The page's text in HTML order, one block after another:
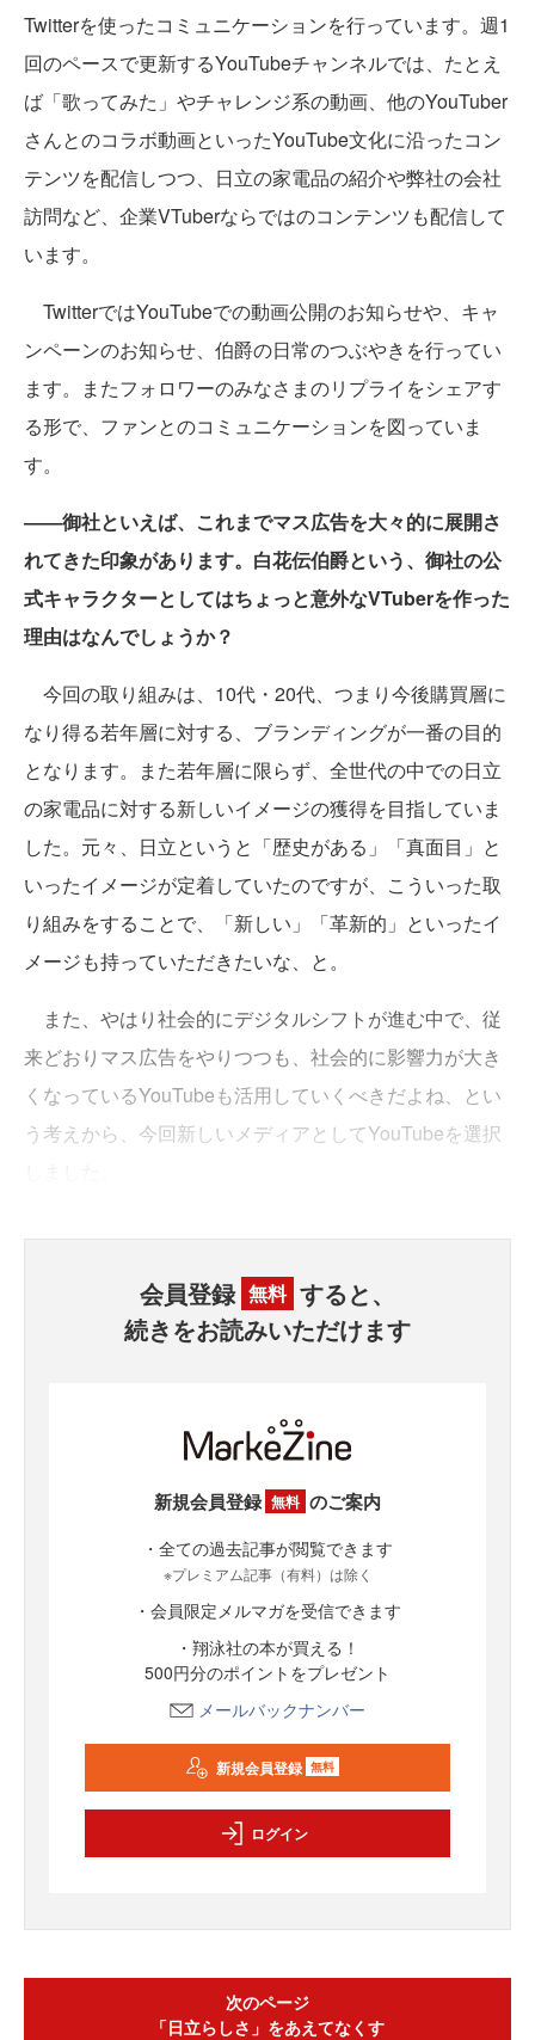
Twitterを使ったコミュニケーションを行っています。週1
回のペースで更新するYouTubeチャンネルでは、たとえ
ば「歌ってみた」やチャレンジ系の動画、他のYouTuber
さんとのコラボ動画といったYouTube文化に沿ったコン
テンツを配信しつつ、日立の家電品の紹介や弊社の会社
訪問など、企業VTuberならではのコンテンツも配信して
います。
TwitterではYouTubeでの動画公開のお知らせや、キャ
ンペーンのお知らせ、伯爵の日常のつぶやきを行ってい
ます。またフォロワーのみなさまのリプライをシェアす
る形で、ファンとのコミュニケーションを図っていま
す。
――御社といえば、これまでマス広告を大々的に展開さ
れてきた印象があります。白花伝伯爵という、御社の公
式キャラクターとしてはちょっと意外なVTuberを作った
理由はなんでしょうか？
今回の取り組みは、10代・20代、つまり今後購買層に
なり得る若年層に対する、ブランディングが一番の目的
となります。また若年層に限らず、全世代の中での日立
の家電品に対する新しいイメージの獲得を目指していま
した。元々、日立というと「歴史がある」「真面目」と
いったイメージが定着していたのですが、こういった取
り組みをすることで、「新しい」「革新的」といったイ
メージも持っていただきたいな、と。
また、やはり社会的にデジタルシフトが進む中で、従
来どおりマス広告をやりつつも、社会的に影響力が大き
くなっているYouTubeも活用していくべきだよね、とい
う考えから、今回新しいメディアとしてYouTubeを選択
会員登録 無料 すると、
続きをお読みいただけます
新規会員登録 無料 のご案内
・全ての過去記事が閲覧できます
※プレミアム記事（有料）は除く
・会員限定メルマガを受信できます
・翔泳社の本が買える！
500円分のポイントをプレゼント
メールバックナンバー
新規会員登録 無料
ログイン
次のページ
「日立らしさ」をあえてなくす